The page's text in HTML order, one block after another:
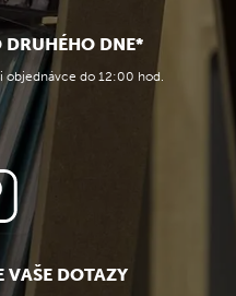
DNE*
objednávce do 12:00 hod.
VAŠE DOTAZY